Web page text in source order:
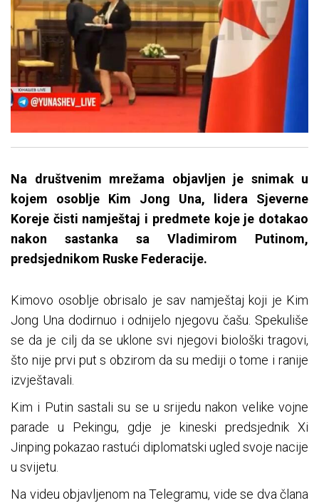
Na društvenim mrežama objavljen je snimak u
kojem osoblje Kim Jong Una, lidera Sjeverne
Koreje čisti namještaj i predmete koje je dotakao
nakon sastanka sa Vladimirom Putinom,
predsjednikom Ruske Federacije.
Kimovo osoblje obrisalo je sav namještaj koji je Kim
Jong Una dodirnuo i odnijelo njegovu čašu. Spekuliše
se da je cilj da se uklone svi njegovi biološki tragovi,
što nije prvi put s obzirom da su mediji o tome i ranije
izvještavali.
Kim i Putin sastali su se u srijedu nakon velike vojne
parade u Pekingu, gdje je kineski predsjednik Xi
Jinping pokazao rastući diplomatski ugled svoje nacije
u svijetu.
Na videu objavljenom na Telegramu, vide se dva člana